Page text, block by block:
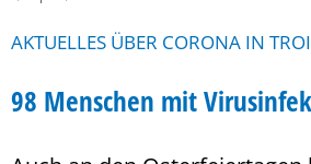
AKTUELLES ÜBER CORONA IN
98 Menschen mit